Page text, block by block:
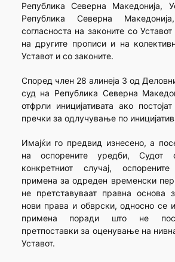
Република Северна Македонија,
Република Северна
согласноста на законите со
на другите прописи и на
Уставот и со законите.
Според член 28 алинеја 3 од
суд на Република Северна
отфрли иницијативата ако
пречки за одлучување по
Имајќи го предвид изнесено, а
на оспорените уредби, Судот
конкретниот случај,
примена за одреден временски
не претставуваат правна основа
нови права и обврски, односно се
примена поради што не
претпоставки за оценување на
Уставот.